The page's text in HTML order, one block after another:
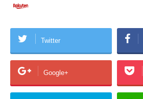
Twitter
Google+